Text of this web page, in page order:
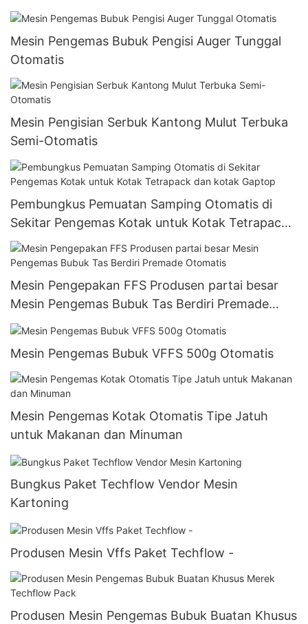
Mesin Pengemas Bubuk Pengisi Auger Tunggal
Otomatis
Mesin Pengisian Serbuk Kantong Mulut Terbuka
Semi-Otomatis
Pembungkus Pemuatan Samping Otomatis di
Sekitar Pengemas Kotak untuk Kotak Tetrapack
dan kotak Gaptop
Mesin Pengepakan FFS Produsen partai besar
Mesin Pengemas Bubuk Tas Berdiri Premade
Otomatis
Mesin Pengemas Bubuk VFFS 500g Otomatis
Mesin Pengemas Kotak Otomatis Tipe Jatuh
untuk Makanan dan Minuman
Bungkus Paket Techflow Vendor Mesin
Kartoning
Produsen Mesin Vffs Paket Techflow -
Produsen Mesin Pengemas Bubuk Buatan Khusus